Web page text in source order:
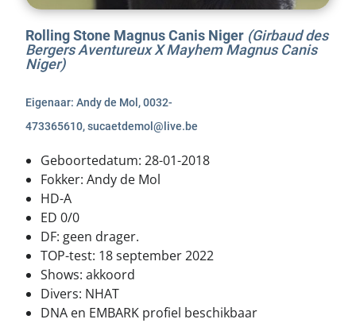
Rolling Stone Magnus Canis Niger (Girbaud des
Bergers Aventureux X Mayhem Magnus Canis
Niger)
Eigenaar: Andy de Mol, 0032-
473365610, sucaetdemol@live.be
Geboortedatum: 28-01-2018
Fokker: Andy de Mol
HD-A
ED 0/0
DF: geen drager.
TOP-test: 18 september 2022
Shows: akkoord
Divers: NHAT
DNA en EMBARK profiel beschikbaar